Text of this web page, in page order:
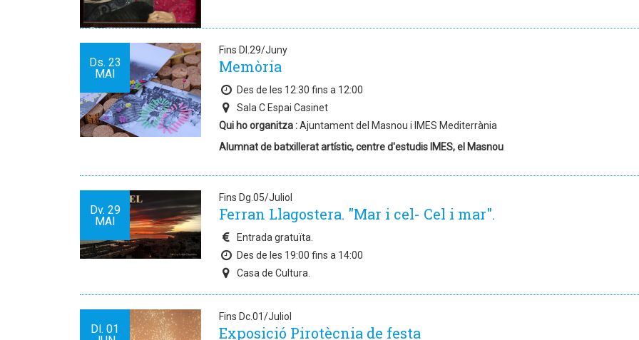
Ds. 23
MAI
Fins Dl.29/Juny
Memòria
Des de les 12:30 fins a 12:00
Sala C Espai Casinet
Qui ho organitza :Ajuntament del Masnou i IMES Mediterrània
Alumnat de batxillerat artístic, centre d'estudis IMES, el Masnou
Dv. 29
MAI
Fins Dg.05/Juliol
Ferran Llagostera. "Mar i cel- Cel i mar".
Entrada gratuïta.
Des de les 19:00 fins a 14:00
Casa de Cultura.
Dl. 01
Fins Dc.01/Juliol
Exposició Pirotècnia de festa